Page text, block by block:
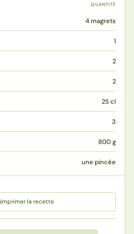
QUANTITÉ
4 magrets
1
2
2
25 cl
3
800 g
une pincée
Imprimer la recette